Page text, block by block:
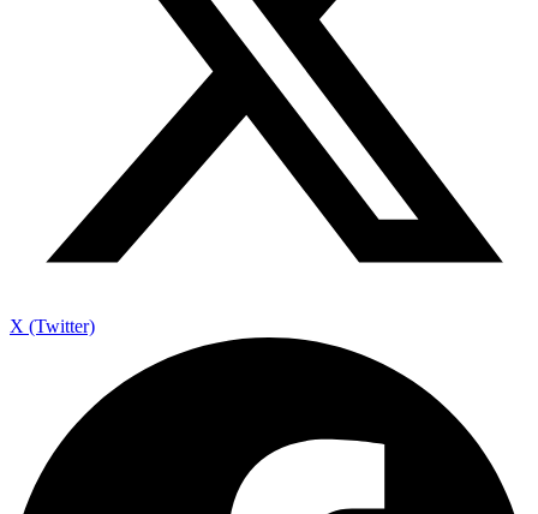
X (Twitter)